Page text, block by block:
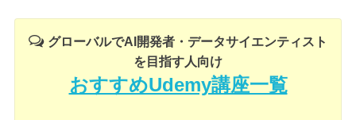
グローバルでAI開発者・データサイエンティスト
を目指す人向け
おすすめUdemy講座一覧